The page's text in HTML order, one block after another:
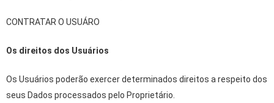
CONTRATAR O USUÁRO
Os direitos dos Usuários
Os Usuários poderão exercer determinados direitos a respeito dos
seus Dados processados pelo Proprietário.